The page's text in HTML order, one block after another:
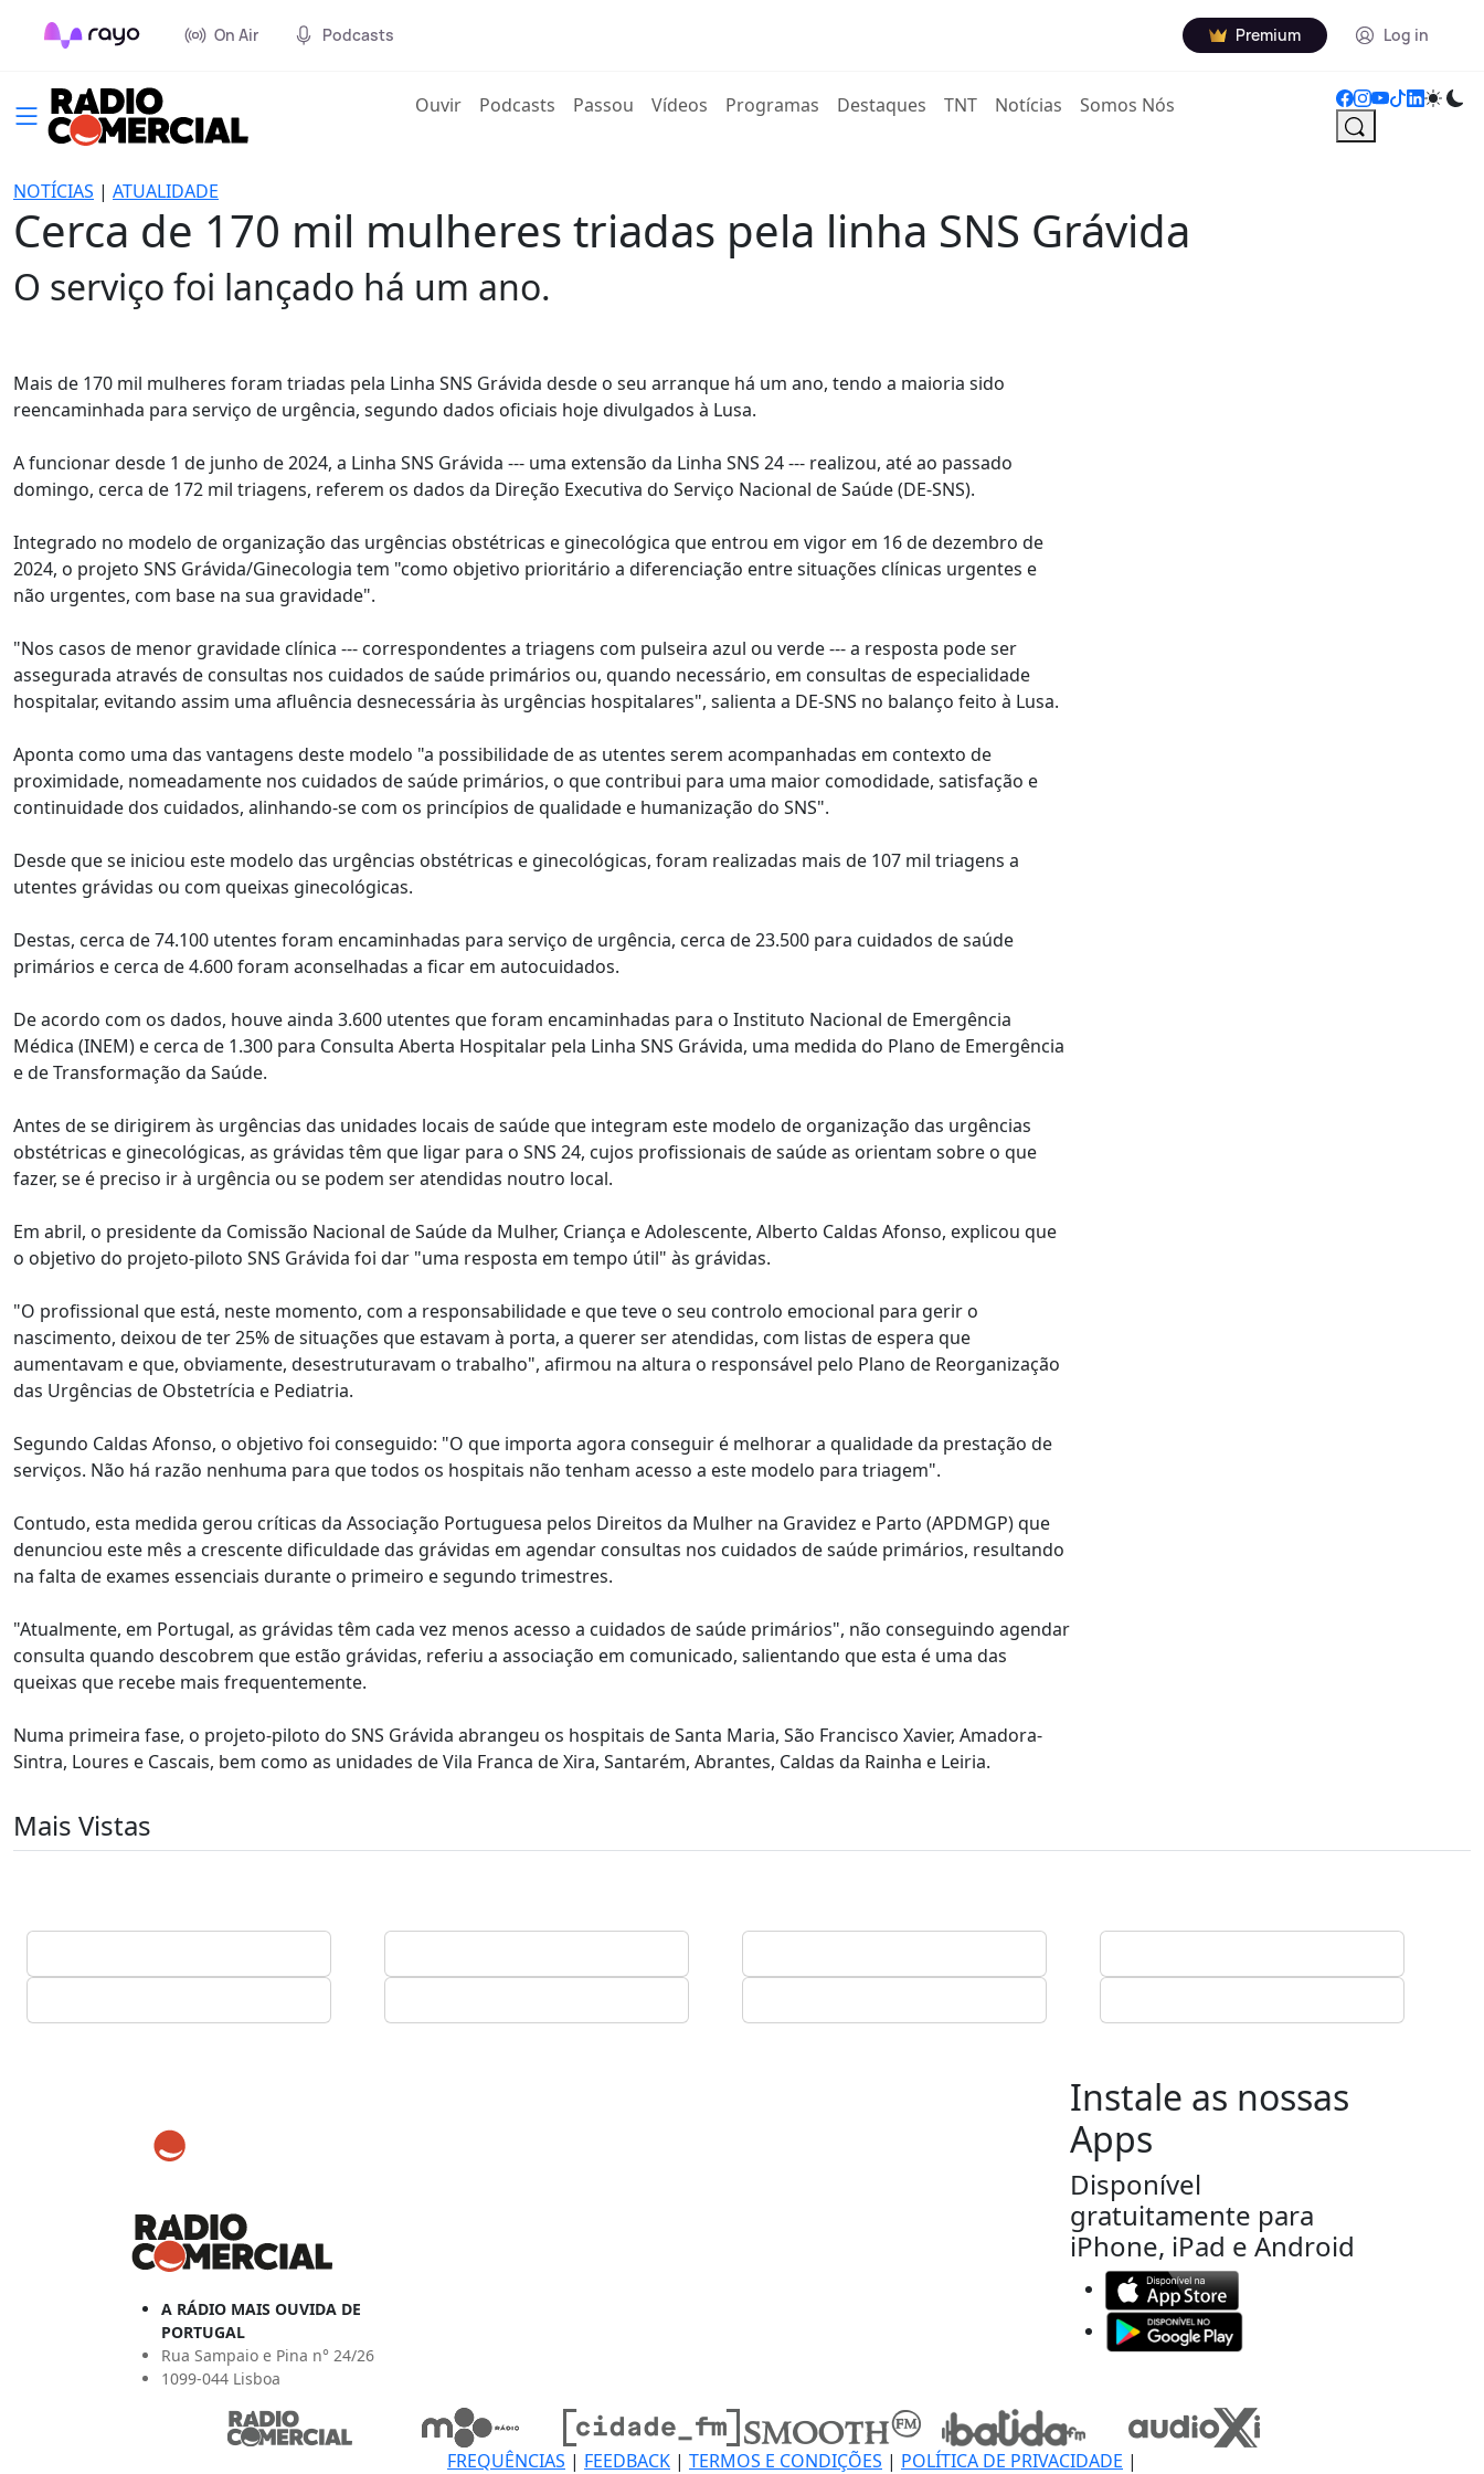
On Air Podcasts Premium Log in
Ouvir(current)
Podcasts Passou Vídeos Programas Destaques TNT Notícias Somos Nós
NOTÍCIAS | ATUALIDADE
Cerca de 170 mil mulheres triadas pela linha SNS Grávida
O serviço foi lançado há um ano.
Mais de 170 mil mulheres foram triadas pela Linha SNS Grávida desde o seu arranque há um ano, tendo a maioria sido
reencaminhada para serviço de urgência, segundo dados oficiais hoje divulgados à Lusa.
A funcionar desde 1 de junho de 2024, a Linha SNS Grávida --- uma extensão da Linha SNS 24 --- realizou, até ao passado
domingo, cerca de 172 mil triagens, referem os dados da Direção Executiva do Serviço Nacional de Saúde (DE-SNS).
Integrado no modelo de organização das urgências obstétricas e ginecológica que entrou em vigor em 16 de dezembro de
2024, o projeto SNS Grávida/Ginecologia tem "como objetivo prioritário a diferenciação entre situações clínicas urgentes e
não urgentes, com base na sua gravidade".
"Nos casos de menor gravidade clínica --- correspondentes a triagens com pulseira azul ou verde --- a resposta pode ser
assegurada através de consultas nos cuidados de saúde primários ou, quando necessário, em consultas de especialidade
hospitalar, evitando assim uma afluência desnecessária às urgências hospitalares", salienta a DE-SNS no balanço feito à Lusa.
Aponta como uma das vantagens deste modelo "a possibilidade de as utentes serem acompanhadas em contexto de
proximidade, nomeadamente nos cuidados de saúde primários, o que contribui para uma maior comodidade, satisfação e
continuidade dos cuidados, alinhando-se com os princípios de qualidade e humanização do SNS".
Desde que se iniciou este modelo das urgências obstétricas e ginecológicas, foram realizadas mais de 107 mil triagens a
utentes grávidas ou com queixas ginecológicas.
Destas, cerca de 74.100 utentes foram encaminhadas para serviço de urgência, cerca de 23.500 para cuidados de saúde
primários e cerca de 4.600 foram aconselhadas a ficar em autocuidados.
De acordo com os dados, houve ainda 3.600 utentes que foram encaminhadas para o Instituto Nacional de Emergência
Médica (INEM) e cerca de 1.300 para Consulta Aberta Hospitalar pela Linha SNS Grávida, uma medida do Plano de Emergência
e de Transformação da Saúde.
Antes de se dirigirem às urgências das unidades locais de saúde que integram este modelo de organização das urgências
obstétricas e ginecológicas, as grávidas têm que ligar para o SNS 24, cujos profissionais de saúde as orientam sobre o que
fazer, se é preciso ir à urgência ou se podem ser atendidas noutro local.
Em abril, o presidente da Comissão Nacional de Saúde da Mulher, Criança e Adolescente, Alberto Caldas Afonso, explicou que
o objetivo do projeto-piloto SNS Grávida foi dar "uma resposta em tempo útil" às grávidas.
"O profissional que está, neste momento, com a responsabilidade e que teve o seu controlo emocional para gerir o
nascimento, deixou de ter 25% de situações que estavam à porta, a querer ser atendidas, com listas de espera que
aumentavam e que, obviamente, desestruturavam o trabalho", afirmou na altura o responsável pelo Plano de Reorganização
das Urgências de Obstetrícia e Pediatria.
Segundo Caldas Afonso, o objetivo foi conseguido: "O que importa agora conseguir é melhorar a qualidade da prestação de
serviços. Não há razão nenhuma para que todos os hospitais não tenham acesso a este modelo para triagem".
Contudo, esta medida gerou críticas da Associação Portuguesa pelos Direitos da Mulher na Gravidez e Parto (APDMGP) que
denunciou este mês a crescente dificuldade das grávidas em agendar consultas nos cuidados de saúde primários, resultando
na falta de exames essenciais durante o primeiro e segundo trimestres.
"Atualmente, em Portugal, as grávidas têm cada vez menos acesso a cuidados de saúde primários", não conseguindo agendar
consulta quando descobrem que estão grávidas, referiu a associação em comunicado, salientando que esta é uma das
queixas que recebe mais frequentemente.
Numa primeira fase, o projeto-piloto do SNS Grávida abrangeu os hospitais de Santa Maria, São Francisco Xavier, Amadora-
Sintra, Loures e Cascais, bem como as unidades de Vila Franca de Xira, Santarém, Abrantes, Caldas da Rainha e Leiria.
Mais Vistas
A RÁDIO MAIS OUVIDA DE
PORTUGAL
Rua Sampaio e Pina n° 24/26
1099-044 Lisboa
Instale as nossas
Apps
Disponível
gratuitamente para
iPhone, iPad e Android
FREQUÊNCIAS | FEEDBACK | TERMOS E CONDIÇÕES | POLÍTICA DE PRIVACIDADE |